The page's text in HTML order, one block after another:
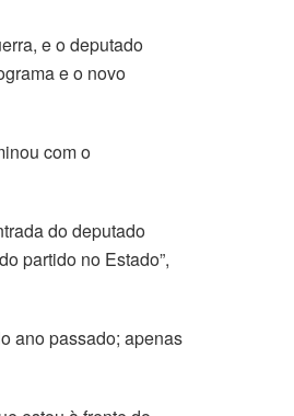
e o deputado
e o novo
com o
do deputado
partido no Estado”,
ano passado; apenas